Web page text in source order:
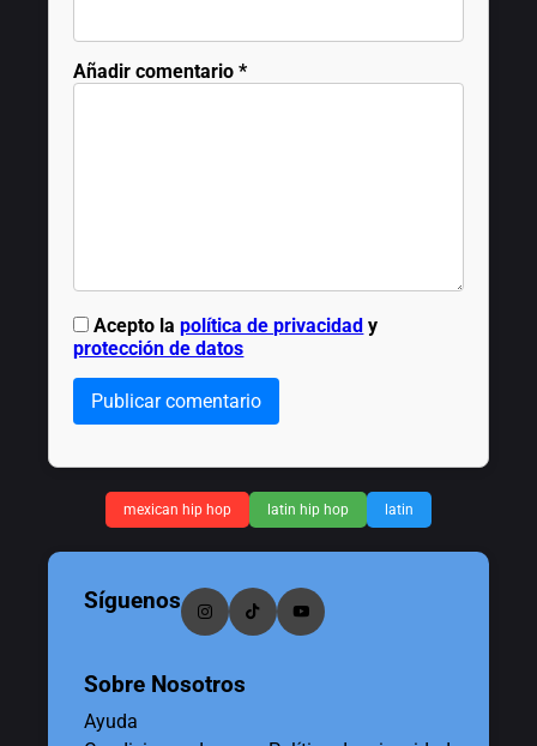
Añadir comentario *
Acepto lapolítica de privacidad y
protección de datos
Publicar comentario
mexican hip hop latin hip hop latin
Síguenos
Sobre Nosotros
Ayuda